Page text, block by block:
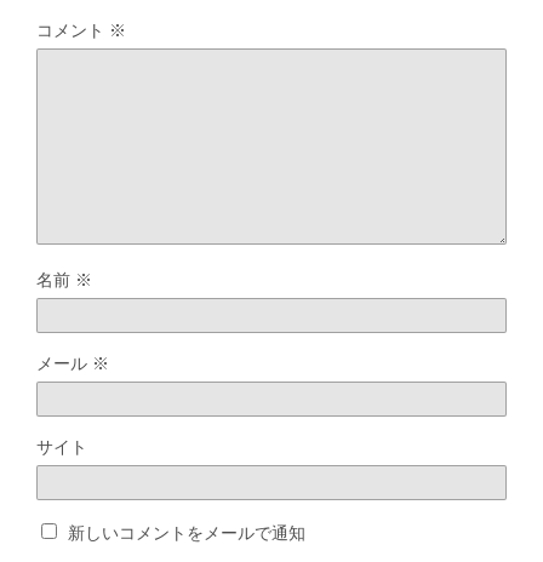
コメント ※
名前 ※
メール ※
サイト
新しいコメントをメールで通知